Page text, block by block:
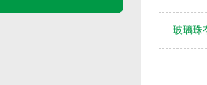
玻璃珠